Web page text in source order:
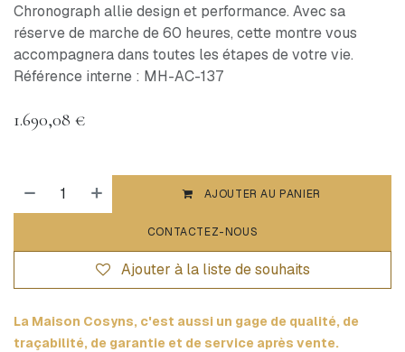
Chronograph allie design et performance. Avec sa
réserve de marche de 60 heures, cette montre vous
accompagnera dans toutes les étapes de votre vie.
Référence interne : MH-AC-137
1.690,08 €
AJOUTER AU PANIER
CONTACTEZ-NOUS
Ajouter à la liste de souhaits
La Maison Cosyns, c'est aussi un gage de qualité, de
traçabilité, de garantie et de service après vente.